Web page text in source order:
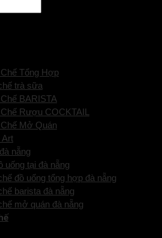
Tổng Hợp
trà sữa
BARISTA
Rượu COCKTAIL
Mở Quán
Art
nẵng
uống tại đà nẵng
đồ uống tổng hợp đà nẵng
barista đà nẵng
mở quán đà nẵng